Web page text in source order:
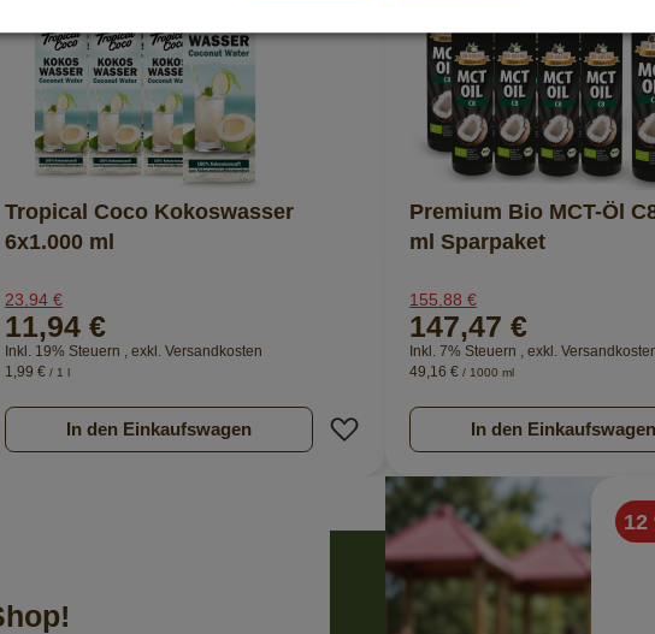
Wunschliste hinzufügen
Tropical Coco Kokoswasser
6x1.000 ml
23,94 €
11,94 €
Inkl. 19% Steuern exkl. Versandkosten
1,99 € / 1 l
In den Einkaufswagen Zur Wunschliste hinzufügen
Premium Bio MCT-Öl
ml Sparpaket
155,88 €
147,47 €
Inkl. 7% Steuern exkl.
49,16 € / 1000 ml
In den Einkaufswagen
12